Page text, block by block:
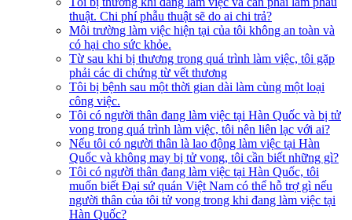
thuật. Chi phí phẫu thuật sẽ do ai chi trả?​
Môi trường làm việc hiện tại của tôi không an toàn và
có hại cho sức khỏe.
Từ sau khi bị thương trong quá trình làm việc, tôi gặp
phải các di chứng từ vết thương​
Tôi bị bệnh sau một thời gian dài làm cùng một loại
công việc.​
Tôi có người thân đang làm việc tại Hàn Quốc và bị tử
vong trong quá trình làm việc, tôi nên liên lạc với ai?​
Nếu tôi có người thân là lao động làm việc tại Hàn
Quốc và không may bị tử vong, tôi cần biết những gì?​
Tôi có người thân đang làm việc tại Hàn Quốc, tôi
muốn biết Đại sứ quán Việt Nam có thể hỗ trợ gì nếu
người thân của tôi tử vong trong khi đang làm việc tại
Hàn Quốc?​